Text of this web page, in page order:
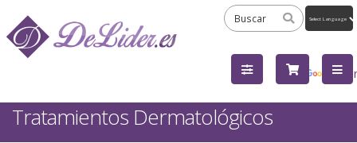
by
Tratamientos Dermatológicos